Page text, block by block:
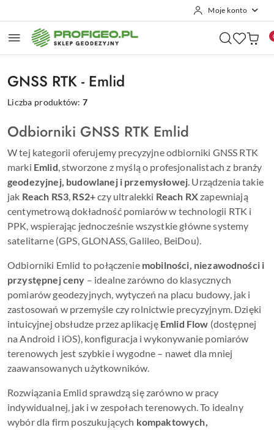
Moje konto
GNSS RTK - Emlid
Liczba produktów:7
Odbiorniki GNSS RTK Emlid
W tej kategorii oferujemy precyzyjne odbiorniki GNSS RTK
marki Emlid, stworzone z myślą o profesjonalistach z branży
geodezyjnej, budowlanej i przemysłowej. Urządzenia takie
jak Reach RS3, RS2+czy ultralekki Reach RXzapewniają
centymetrową dokładność pomiarów w technologii RTK i
PPK, wspierając jednocześnie wszystkie główne systemy
satelitarne (GPS, GLONASS, Galileo, BeiDou).
Odbiorniki Emlid to połączenie mobilności, niezawodności i
przystępnej ceny – idealne zarówno do klasycznych
pomiarów geodezyjnych, wytyczeń na placu budowy, jak i
zastosowań w przemyśle czy rolnictwie precyzyjnym. Dzięki
intuicyjnej obsłudze przez aplikację Emlid Flow (dostępnej
na Android i iOS), konfiguracja i wykonywanie pomiarów
terenowych jest szybkie i wygodne – nawet dla mniej
zaawansowanych użytkowników.
Rozwiązania Emlid sprawdzą się zarówno w pracy
indywidualnej, jak i w zespołach terenowych. To idealny
wybór dla firm poszukujących kompaktowych,